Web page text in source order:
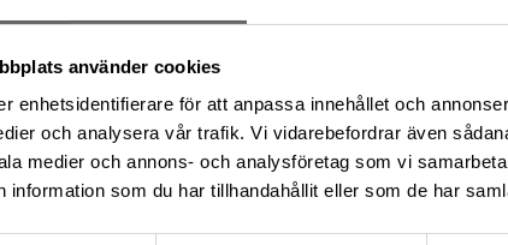
använder cookies
enhetsidentifierare för att anpassa innehållet och
och analysera vår trafik. Vi vidarebefordrar även
medier och annons- och analysföretag som vi
information som du har tillhandahållit eller som de har
Catview
L1976:3775, Socken: Hejde socken,
kommun, Landskap: Gotland, Land: Sverige